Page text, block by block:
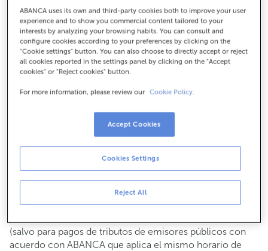
924551378
Cómo llegar
Gestiones comerciales
8:15 a 14:00.
cita previay te atenderemos el día y hora
Operaciones con efectivo
Clientes: de lunes a viernes de 8:15 a 11:00
Si no eres cliente, el horario de caja será losmartes y
(salvo para pagos de tributos de emisores públicos con
acuerdo con ABANCA que aplica el mismo horario de
ABANCA uses its own and third-party cookies both to improve your user
experience and to show you commercial content tailored to your
interests by analyzing your browsing habits. You can consult and
configure cookies according to your preferences by clicking on the
"Cookie settings" button. You can also choose to directly accept or reject
all cookies reported in the settings panel by clicking on the "Accept
cookies" or "Reject cookies" button.
For more information, please review our Cookie Policy.
Reject All
Cookies Settings
Accept Cookies